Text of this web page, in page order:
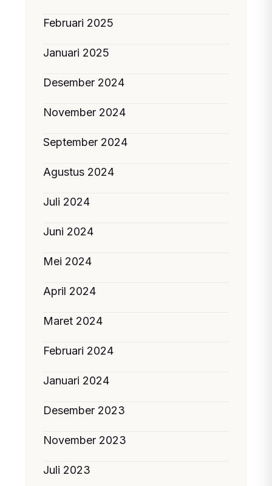
Februari 2025
Januari 2025
Desember 2024
November 2024
September 2024
Agustus 2024
Juli 2024
Juni 2024
Mei 2024
April 2024
Maret 2024
Februari 2024
Januari 2024
Desember 2023
November 2023
Juli 2023